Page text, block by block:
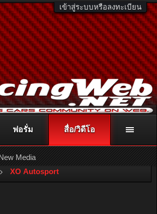
เข้าสู่ระบบหรือลงทะเบียน
racingweb@gmail.comหรือโทร. 081-811-1138
านรายละเอียดเพิ่มเติม คลิกที่นี่
XO Autosport
ฟอรั่ม สื่อ/วิดีโอ
Media